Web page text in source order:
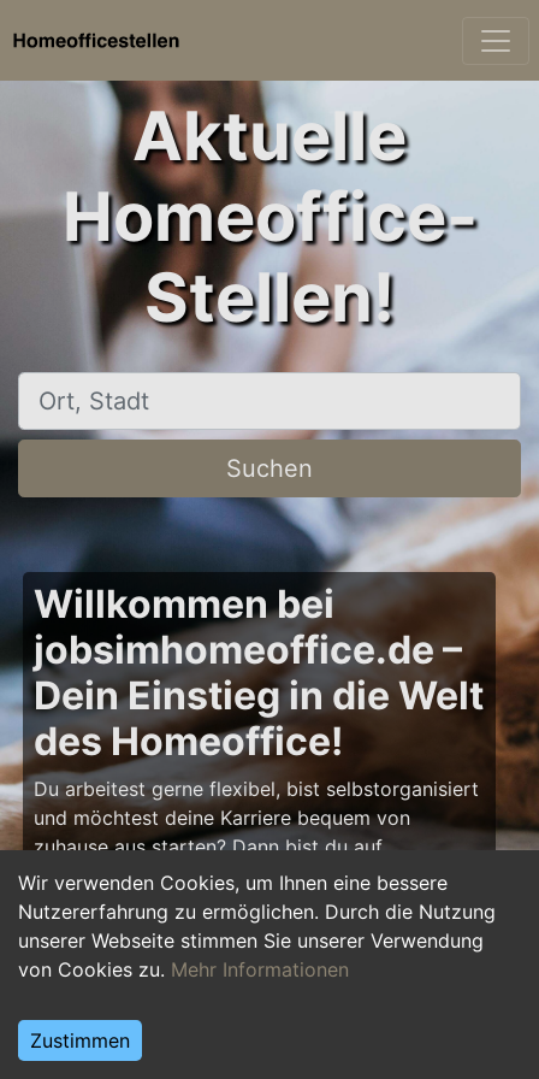
Wir verwenden Cookies, um Ihnen eine bessere
Nutzererfahrung zu ermöglichen. Durch die Nutzung
unserer Webseite stimmen Sie unserer Verwendung
von Cookies zu. Mehr Informationen
Zustimmen
Aktuelle
Homeoffice-
Stellen!
Ort, Stadt
Suchen
Willkommen bei
jobsimhomeoffice.de –
Dein Einstieg in die Welt
des Homeoffice!
Du arbeitest gerne flexibel, bist selbstorganisiert
und möchtest deine Karriere bequem von
zuhause aus starten? Dann bist du auf
jobsimhomeoffice.de genau richtig! Hier findest
du zahlreiche Ausbildungsplätze, Praktika und
Jobs, die komplett oder teilweise im Homeoffice
erledigt werden können – von IT über Marketing
Starte deine Karriere im Homeoffice und gestalte
deinen Arbeitsalltag nach deinen Vorstellungen!